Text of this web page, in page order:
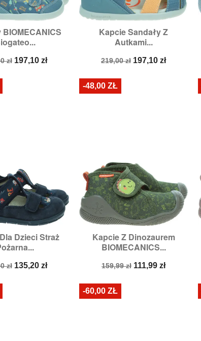
BIOMECANICS
zł Cena
197,10 zł
podgląd
23,
Kapcie Sandały Z
Autkami...
Cena
219,00 zł Cena
197,10 zł
Szybki podgląd
Rozmiary:25
Dzieci Straż
zł Cena
135,20 zł
podgląd
24
Kapcie Z Dinozaurem
BIOMECANICS...
Cena
159,99 zł Cena
111,99 zł
Szybki podgląd
Rozmiary: 22
-48,00 ZŁ
-60,00 ZŁ